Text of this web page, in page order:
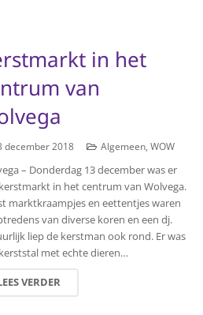
in het
van
december 2018 Algemeen, WOW
– Donderdag 13 december was er
in het centrum van Wolvega.
marktkraampjes en eettentjes waren
van diverse koren en een dj.
liep de kerstman ook rond. Er was
met echte dieren…
VERDER